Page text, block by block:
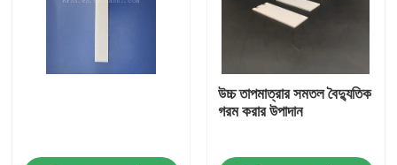
উচ্চ তাপমাত্রার সমতল বৈদ্যুতিক
গরম করার উপাদান